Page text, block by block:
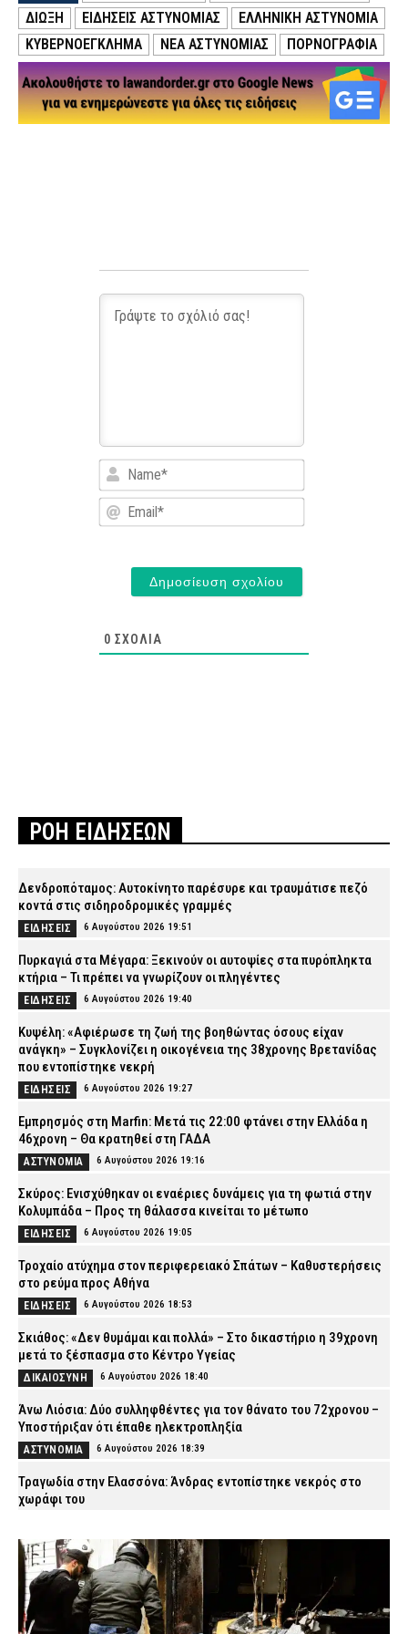
ΔΙΩΞΗ
ΕΙΔΗΣΕΙΣ ΑΣΤΥΝΟΜΙΑΣ
ΕΛΛΗΝΙΚΗ ΑΣΤΥΝΟΜΙΑ
ΚΥΒΕΡΝΟΕΓΚΛΗΜΑ
ΝΕΑ ΑΣΤΥΝΟΜΙΑΣ ΠΟΡΝΟΓΡΑΦΙΑ
Name*
Email*
0 ΣΧΌΛΙΑ
ΡΟΗ ΕΙΔΗΣΕΩΝ
Δενδροπόταμος: Αυτοκίνητο παρέσυρε και τραυμάτισε πεζό
κοντά στις σιδηροδρομικές γραμμές
ΕΙΔΗΣΕΙΣ 6 Αυγούστου 2026 19:51
Πυρκαγιά στα Μέγαρα: Ξεκινούν οι αυτοψίες στα πυρόπληκτα
κτήρια – Τι πρέπει να γνωρίζουν οι πληγέντες
ΕΙΔΗΣΕΙΣ 6 Αυγούστου 2026 19:40
Κυψέλη: «Αφιέρωσε τη ζωή της βοηθώντας όσους είχαν
ανάγκη» – Συγκλονίζει η οικογένεια της 38χρονης Βρετανίδας
που εντοπίστηκε νεκρή
ΕΙΔΗΣΕΙΣ 6 Αυγούστου 2026 19:27
Εμπρησμός στη Marfin: Μετά τις 22:00 φτάνει στην Ελλάδα η
46χρονη – Θα κρατηθεί στη ΓΑΔΑ
ΑΣΤΥΝΟΜΙΑ 6 Αυγούστου 2026 19:16
Σκύρος: Ενισχύθηκαν οι εναέριες δυνάμεις για τη φωτιά στην
Κολυμπάδα – Προς τη θάλασσα κινείται το μέτωπο
ΕΙΔΗΣΕΙΣ 6 Αυγούστου 2026 19:05
Τροχαίο ατύχημα στον περιφερειακό Σπάτων – Καθυστερήσεις
στο ρεύμα προς Αθήνα
ΕΙΔΗΣΕΙΣ 6 Αυγούστου 2026 18:53
Σκιάθος: «Δεν θυμάμαι και πολλά» – Στο δικαστήριο η 39χρονη
μετά το ξέσπασμα στο Κέντρο Υγείας
ΔΙΚΑΙΟΣΥΝΗ 6 Αυγούστου 2026 18:40
Άνω Λιόσια: Δύο συλληφθέντες για τον θάνατο του 72χρονου –
Υποστήριξαν ότι έπαθε ηλεκτροπληξία
ΑΣΤΥΝΟΜΙΑ 6 Αυγούστου 2026 18:39
Τραγωδία στην Ελασσόνα: Άνδρας εντοπίστηκε νεκρός στο
χωράφι του
Χανιά: Θρίλερ με τον θάνατο της 75χρονης – Είχε προσαχθεί στο
Τμήμα πριν δηλωθεί αγνοούμενη (εικόνα)
ΑΣΤΥΝΟΜΙΑ 6 Αυγούστου 2026 18:15
Αλεξανδρούπολη: Άνδρας έδειχνε τα γεννητικά του όργανα σε